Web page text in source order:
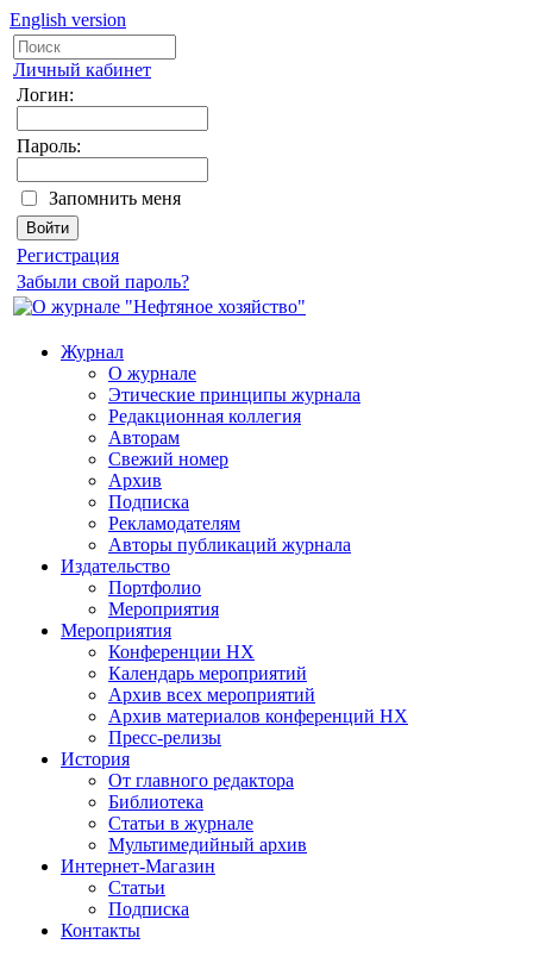
English version
Личный кабинет
Логин:
Пароль:
Запомнить меня
Регистрация
Забыли свой пароль?
Журнал
О журнале
Этические принципы журнала
Редакционная коллегия
Авторам
Свежий номер
Архив
Подписка
Рекламодателям
Авторы публикаций журнала
Издательство
Портфолио
Мероприятия
Мероприятия
Конференции НХ
Календарь мероприятий
Архив всех мероприятий
Архив материалов конференций НХ
Пресс-релизы
История
От главного редактора
Библиотека
Статьи в журнале
Мультимедийный архив
Интернет-Магазин
Статьи
Подписка
Контакты